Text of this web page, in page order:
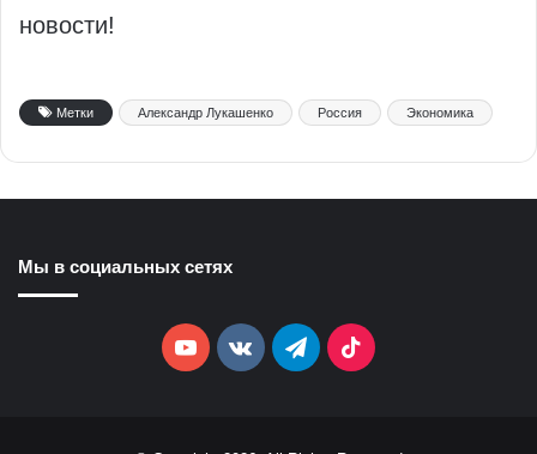
новости!
Метки Александр Лукашенко Россия Экономика
Мы в социальных сетях
YouTubevk.comTelegramTikTok